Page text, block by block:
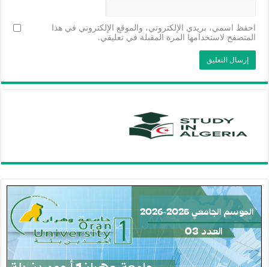
احفظ اسمي، بريدي الإلكتروني، والموقع الإلكتروني في هذا
المتصفح لاستخدامها المرة المقبلة في تعليقي.